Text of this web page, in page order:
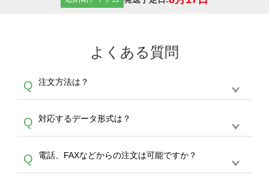
よくある質問
Q 注文方法は？
A
生産にて承っております。デザインツールから
デザインの作成から決済まで完了できます。
30枚以上やシルク印刷など、大口注文の場合
は、サポートが担当するエコバッグコンシェル
やタンブラーコンシェルをご利用ください。製
Q 対応するデータ形式は？
A
ドできるデータ形式は、JPG / PNG / AI / PSD /
PDF 形式になります。データの最大サイズ
Q 電話、FAXなどからの注文は可能ですか？